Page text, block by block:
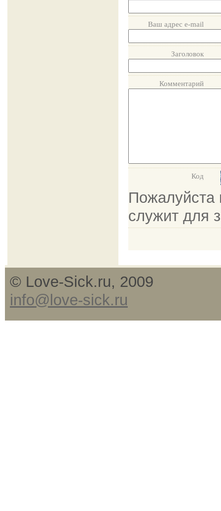
Ваш адрес e-mail
Заголовок
Комментарий
Код
Пожалуйста
служит для
© Love-Sick.ru, 2009
info@love-sick.ru